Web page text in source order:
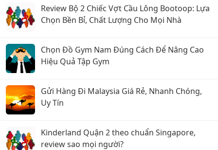
Review Bộ 2 Chiếc Vợt Cầu Lông Bootoop: Lựa
Chọn Bền Bỉ, Chất Lượng Cho Mọi Nhà
Chọn Đồ Gym Nam Đúng Cách Để Nâng Cao
Hiệu Quả Tập Gym
Gửi Hàng Đi Malaysia Giá Rẻ, Nhanh Chóng,
Uy Tín
Kinderland Quận 2 theo chuẩn Singapore,
review sao mọi người?